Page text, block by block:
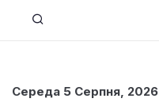
Середа 5 Серпня, 2026